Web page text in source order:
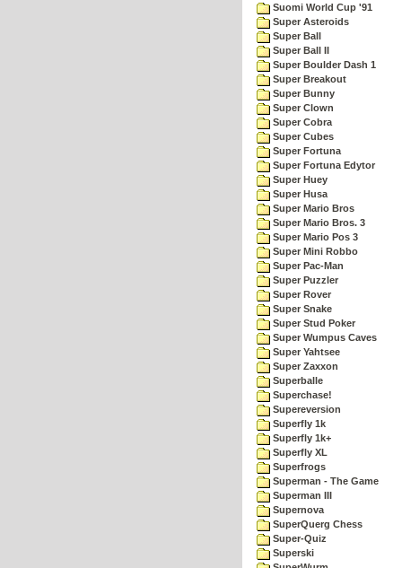
Suomi World Cup '91
Super Asteroids
Super Ball
Super Ball II
Super Boulder Dash 1
Super Breakout
Super Bunny
Super Clown
Super Cobra
Super Cubes
Super Fortuna
Super Fortuna Edytor
Super Huey
Super Husa
Super Mario Bros
Super Mario Bros. 3
Super Mario Pos 3
Super Mini Robbo
Super Pac-Man
Super Puzzler
Super Rover
Super Snake
Super Stud Poker
Super Wumpus Caves
Super Yahtsee
Super Zaxxon
Superballe
Superchase!
Supereversion
Superfly 1k
Superfly 1k+
Superfly XL
Superfrogs
Superman - The Game
Superman III
Supernova
SuperQuerg Chess
Super-Quiz
Superski